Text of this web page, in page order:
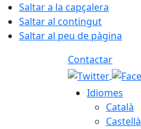
Saltar a la capçalera
Saltar al contingut
Saltar al peu de pàgina
Contactar
Idiomes
Català
Castellà